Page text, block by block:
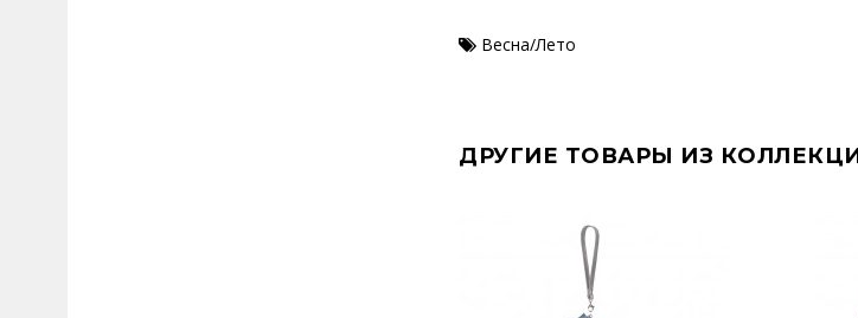
Весна/Лето
ДРУГИЕ ТОВАРЫ ИЗ